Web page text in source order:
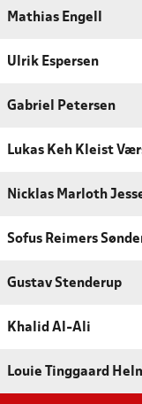
Mathias Engell
Ulrik Espersen
Gabriel Petersen
Lukas Keh Kleist
Nicklas Marloth
Sofus Reimers
Gustav Stenderup
Khalid Al-Ali
Louie Tinggaard